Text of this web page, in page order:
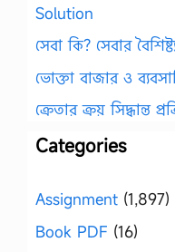
Solution
সেবা কি? সেবার
ভোক্তা বাজার ও
ক্রেতার ক্রয় সিদ্ধান্ত
Categories
Assignment (1,897)
Book PDF (16)